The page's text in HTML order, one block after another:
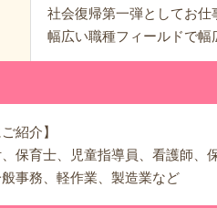
社会復帰第一弾としてお仕
幅広い職種フィールドで幅
紹介】
保育士、児童指導員、看護師
事務、軽作業、製造業など